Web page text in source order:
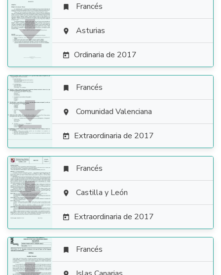

 Francés
 Asturias
 Ordinaria de 2017

 Francés
 Comunidad Valenciana
 Extraordinaria de 2017

 Francés
 Castilla y León
 Extraordinaria de 2017
 Francés